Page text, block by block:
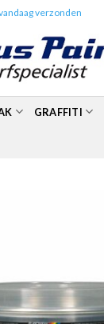
verzonden
GRAFFITI